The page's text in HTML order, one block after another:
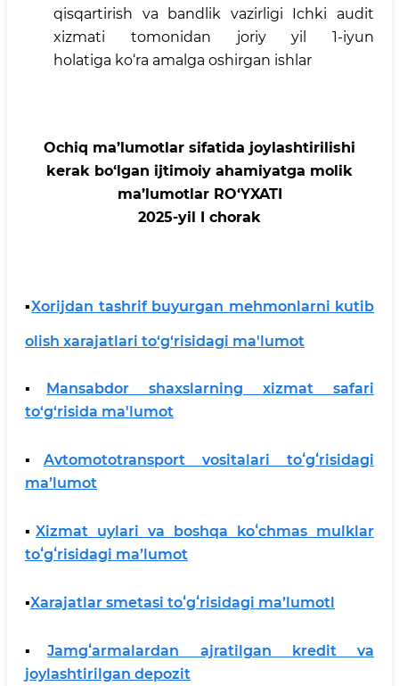
qisqartirish va bandlik vazirligi Ichki audit
xizmati tomonidan joriy yil 1-iyun
holatiga ko‘ra amalga oshirgan ishlar
Ochiq ma’lumotlar sifatida joylashtirilishi
kerak bo‘lgan ijtimoiy ahamiyatga molik
ma’lumotlar RO‘YXATI
2025-yil I chorak
▪️Xorijdan tashrif buyurgan mehmonlarni kutib
olish xarajatlari to‘g‘risidagi ma'lumot
▪️
Mansabdor shaxslarning xizmat safari
to‘g‘risida ma'lumot
▪️ Avtomototransport vositalari toʻgʻrisidagi
maʼlumot
▪️ Xizmat uylari va boshqa koʻchmas mulklar
toʻgʻrisidagi maʼlumot
▪️Xarajatlar smetasi toʻgʻrisidagi maʼlumotl
▪️Jamgʻarmalardan ajratilgan kredit va
joylashtirilgan depozit